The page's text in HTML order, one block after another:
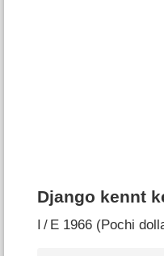
Django kennt
I / E 1966 (Pochi